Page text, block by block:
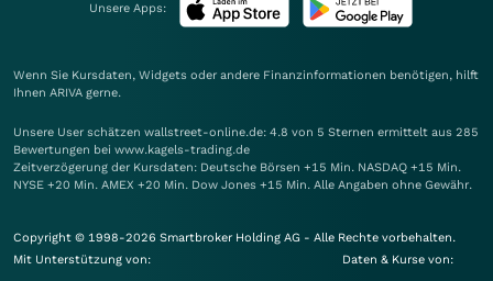
Unsere Apps:
Wenn Sie Kursdaten, Widgets oder andere Finanzinformationen benötigen, hilft
Ihnen ARIVA gerne.
Unsere User schätzen wallstreet-online.de: 4.8 von 5 Sternen ermittelt aus 285
Bewertungen bei www.kagels-trading.de
Zeitverzögerung der Kursdaten: Deutsche Börsen +15 Min. NASDAQ +15 Min.
NYSE +20 Min. AMEX +20 Min. Dow Jones +15 Min. Alle Angaben ohne Gewähr.
Copyright © 1998-2026 Smartbroker Holding AG - Alle Rechte vorbehalten.
Mit Unterstützung von:
Daten & Kurse von: